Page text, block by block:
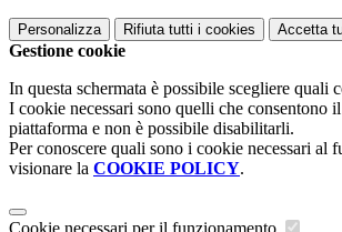
Personalizza Rifiuta tutti i cookies Accetta
Gestione cookie
In questa schermata è possibile scegliere quali
I cookie necessari sono quelli che consentono
piattaforma e non è possibile disabilitarli.
Per conoscere quali sono i cookie necessari al
visionare la COOKIE POLICY.
Cookie necessari per il funzionamento